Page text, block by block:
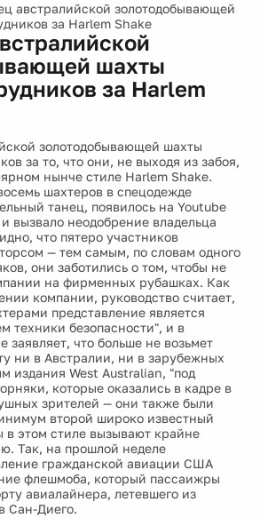
австралийской золотодобывающей
за Harlem Shake
шахты
за Harlem
золотодобывающей шахты
за то, что они, не выходя из забоя,
нынче стиле Harlem Shake.
шахтеров в спецодежде
танец, появилось на Youtube
вызвало неодобрение владельца
что пятеро участников
— тем самым, по словам одного
они заботились о том, чтобы не
на фирменных рубашках. Как
компании, руководство считает,
представление является
техники безопасности", и в
заявляет, что больше не возьмет
ни в Австралии, ни в зарубежных
издания West Australian, "под
которые оказались в кадре в
зрителей — они также были
второй широко известный
в этом стиле вызывают крайне
Так, на прошлой неделе
гражданской авиации США
флешмоба, который пассаижры
авиалайнера, летевшего из
Сан-Диего.